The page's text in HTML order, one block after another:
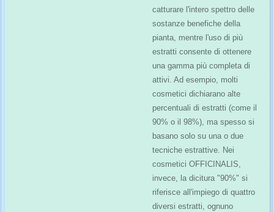
catturare l'intero spettro delle
sostanze benefiche della
pianta, mentre l'uso di più
estratti consente di ottenere
una gamma più completa di
attivi. Ad esempio, molti
cosmetici dichiarano alte
percentuali di estratti (come il
90% o il 98%), ma spesso si
basano solo su una o due
tecniche estrattive. Nei
cosmetici OFFICINALIS,
invece, la dicitura "90%" si
riferisce all'impiego di quattro
diversi estratti, ognuno